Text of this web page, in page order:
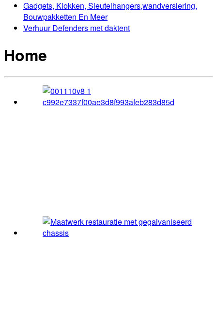
Gadgets, Klokken, Sleutelhangers,wandversiering,
Bouwpakketten En Meer
Verhuur Defenders met daktent
Home